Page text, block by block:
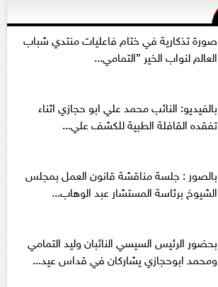
صورة تذكارية في ختام فاعليات منتدي شباب
العالم لنواب الخير ”التمامي...
بالفيديو: النائب محمد علي ابو حجازي اثناء
تفقده القافلة الطبية للكشف علي...
بالصور : جلسة مناقشة قانون العمل بمجلس
الشيوخ برئاسة المستشار عبد الوهاب...
بحضور الرئيس السيسي النائبان وليد التمامي
ومحمد ابوحجازي يشاركان في قداس عيد...